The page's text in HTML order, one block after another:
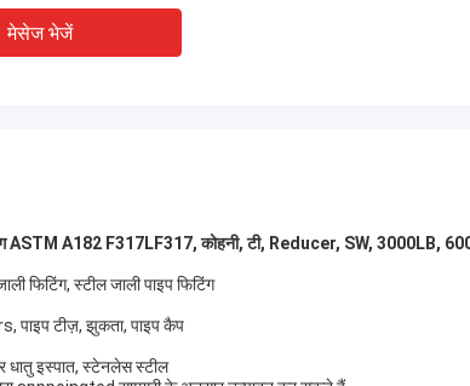
मेसेज भेजें
ASTM A182 F317LF317, कोहनी, टी, Reducer, SW, 3000LB,
फिटिंग, स्टील जाली पाइप फिटिंग
पाइप टीज़, झुकता, पाइप कैप
धातु इस्पात, स्टेनलेस स्टील